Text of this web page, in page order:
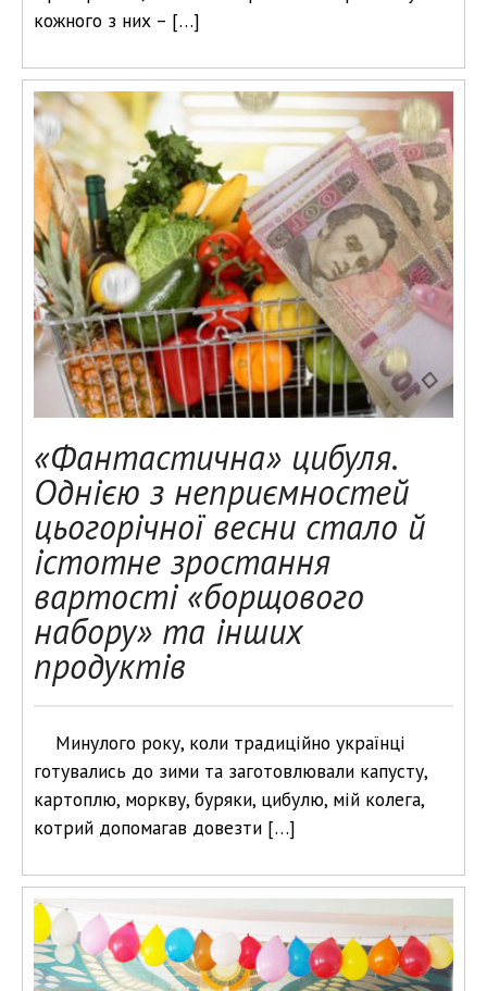
кожного з них – […]
«Фантастична» цибуля.
Однією з неприємностей
цьогорічної весни стало й
істотне зростання
вартості «борщового
набору» та інших
продуктів
Минулого року, коли традиційно українці
готувались до зими та заготовлювали капусту,
картоплю, моркву, буряки, цибулю, мій колега,
котрий допомагав довезти […]